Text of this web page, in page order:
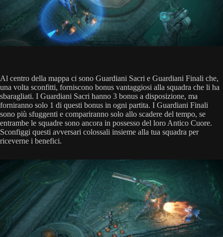
Al centro della mappa ci sono Guardiani Sacri e Guardiani Finali che,
una volta sconfitti, forniscono bonus vantaggiosi alla squadra che li ha
sbaragliati. I Guardiani Sacri hanno 3 bonus a disposizione, ma
forniranno solo 1 di questi bonus in ogni partita. I Guardiani Finali
sono più sfuggenti e compariranno solo allo scadere del tempo, se
entrambe le squadre sono ancora in possesso del loro Antico Cuore.
Sconfiggi questi avversari colossali insieme alla tua squadra per
riceverne i benefici.